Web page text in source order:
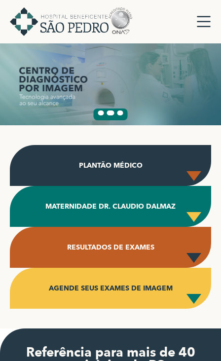
PLANTÃO MÉDICO
MATERNIDADE DR. CLAUDIO DALMAZ
RESULTADOS DE EXAMES
AGENDE SEUS EXAMES DE IMAGEM
Referência para mais de 40